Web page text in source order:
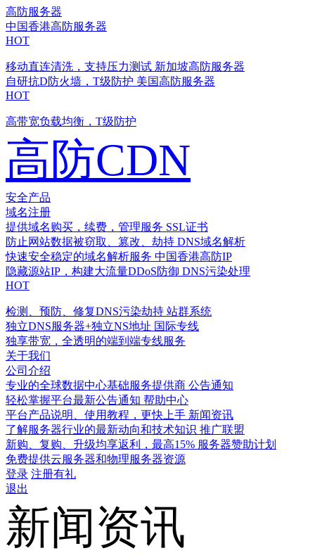
高防服务器
中国香港高防服务器
HOT
移动直连清洗，支持压力测试 新加坡高防服务器
自研抗D防火墙，T级防护 美国高防服务器
HOT
高带宽负载均衡，T级防护
高防CDN
安全产品
域名注册
提供域名购买，续费，管理服务 SSL证书
防止网站数据被窃取、篡改、劫持 DNS域名解析
快速安全稳定的域名解析服务 中国香港高防IP
隐藏源站IP，构建大流量DDoS防御 DNS污染处理
HOT
检测、预防、修复DNS污染劫持 站群系统
独立DNS服务器+独立NS地址 国际专线
独享带宽，全透明的端到端专线服务
关于我们
公司介绍
专业的全球数据中心基础服务提供商 公告通知
轻松掌握平台最新公告通知 帮助中心
平台产品说明、使用教程，更快上手 新闻资讯
了解服务器行业的最新动向和技术知识 推广联盟
新购、复购、升级均享返利，最高15% 服务器赞助计划
免费提供云服务器和物理服务器资源
登录 注册有礼
退出
新闻资讯